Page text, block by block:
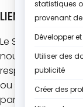
LIENS EXTERNES
Le Site peut
nous
responsables du
ou services, ou
partir de ces sites